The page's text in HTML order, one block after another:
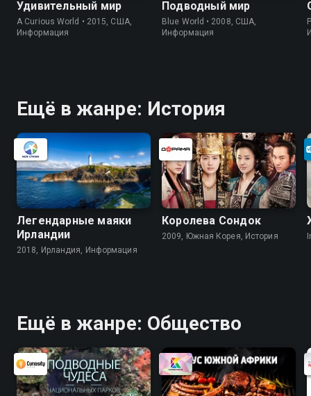
Удивительный мир
A Curious World • 2015, США,
Информация
Подводный мир
Blue World • 2008, США,
Информация
Ещё в жанре: История
Легендарные маяки
Ирландии
2018, Ирландия, Информация
Королева Сондок
2009, Южная Корея, История
Ещё в жанре: Общество